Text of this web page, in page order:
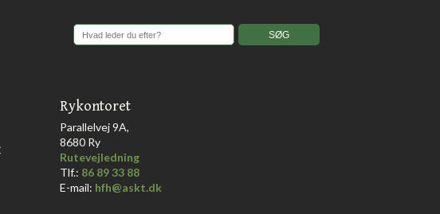
Rykontoret
Parallelvej 9A,
8680 Ry
Rutevejledning
Tlf.: 86 89 33 88
E-mail: hfh@askt.dk